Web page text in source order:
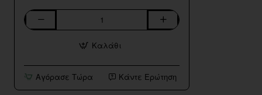
Nicotine
50
20mg/10ml
Καλάθι
Αγόρασε Τώρα Κάντε Ερώτηση